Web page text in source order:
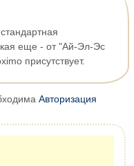
еще - от "Ай-Эл-Эс
присутствует.
Авторизация